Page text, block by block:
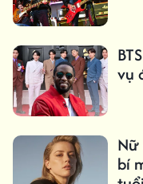
vụ
Nữ
bí